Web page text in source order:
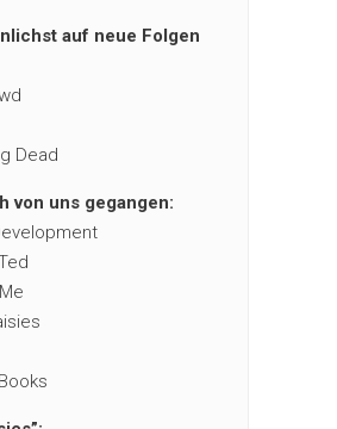
auf neue Folgen
Dead
von uns gegangen: